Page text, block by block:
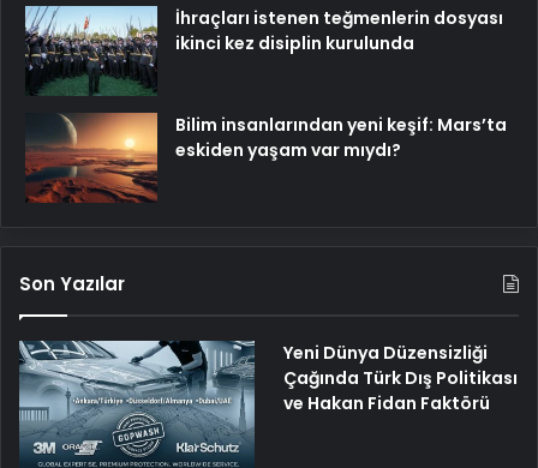
İhraçları istenen teğmenlerin dosyası
ikinci kez disiplin kurulunda
Bilim insanlarından yeni keşif: Mars’ta
eskiden yaşam var mıydı?
Son Yazılar
Yeni Dünya Düzensizliği
Çağında Türk Dış Politikası
ve Hakan Fidan Faktörü